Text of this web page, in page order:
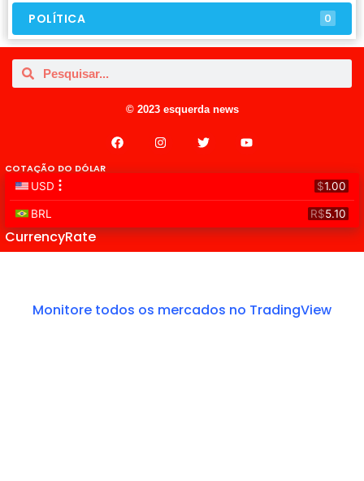
POLÍTICA 0
© 2023 esquerda news
COTAÇÃO DO DÓLAR
CurrencyRate
Monitore todos os mercados no TradingView